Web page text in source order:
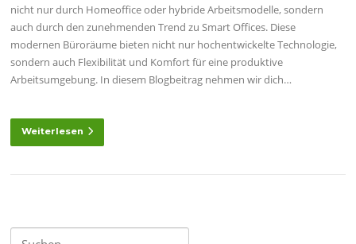
nicht nur durch Homeoffice oder hybride Arbeitsmodelle, sondern
auch durch den zunehmenden Trend zu Smart Offices. Diese
modernen Büroräume bieten nicht nur hochentwickelte Technologie,
sondern auch Flexibilität und Komfort für eine produktive
Arbeitsumgebung. In diesem Blogbeitrag nehmen wir dich…
Weiterlesen